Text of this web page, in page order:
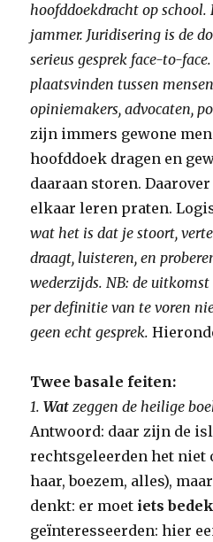
hoofddoekdracht op school.
jammer. Juridisering is de
serieus gesprek face-to-
plaatsvinden tussen
opiniemakers, advocaten,
zijn immers gewone
hoofddoek dragen en
daaraan storen.
elkaar leren praten.
wat het is dat je stoort,
draagt, luisteren, en
wederzijds. NB: de
per definitie van te voren
geen echt gesprek.
Twee basale feiten:
1.Wat zeggen de heilige
Antwoord: daar zijn de
rechtsgeleerden het niet
haar, boezem, alles),
denkt: er moet iets
geïnteresseerden: hier